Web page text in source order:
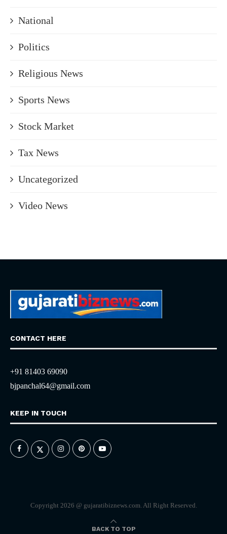
National
Politics
Religious News
Sports News
Stock Market
Tax News
Uncategorized
Video News
CONTACT HERE
+91 81403 69090
bjpanchal64@gmail.com
KEEP IN TOUCH
Copyright 2026 @ gujaratibiznews.com. All Right Reserved.
BACK TO TOP